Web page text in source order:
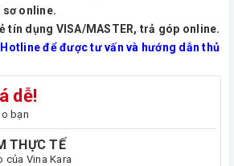
sơ online.
tín dụng VISA/MASTER, trả góp online.
để được tư vấn và hướng dẫn thủ
dễ!
bạn
THỰC TẾ
của Vina Kara